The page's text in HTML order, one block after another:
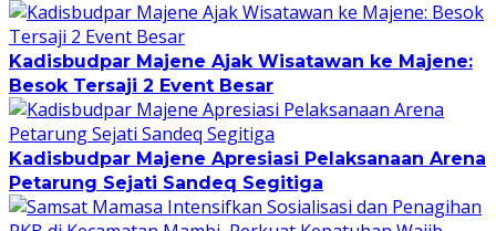
Kadisbudpar Majene Ajak Wisatawan ke Majene:
Besok Tersaji 2 Event Besar
Kadisbudpar Majene Apresiasi Pelaksanaan Arena
Petarung Sejati Sandeq Segitiga